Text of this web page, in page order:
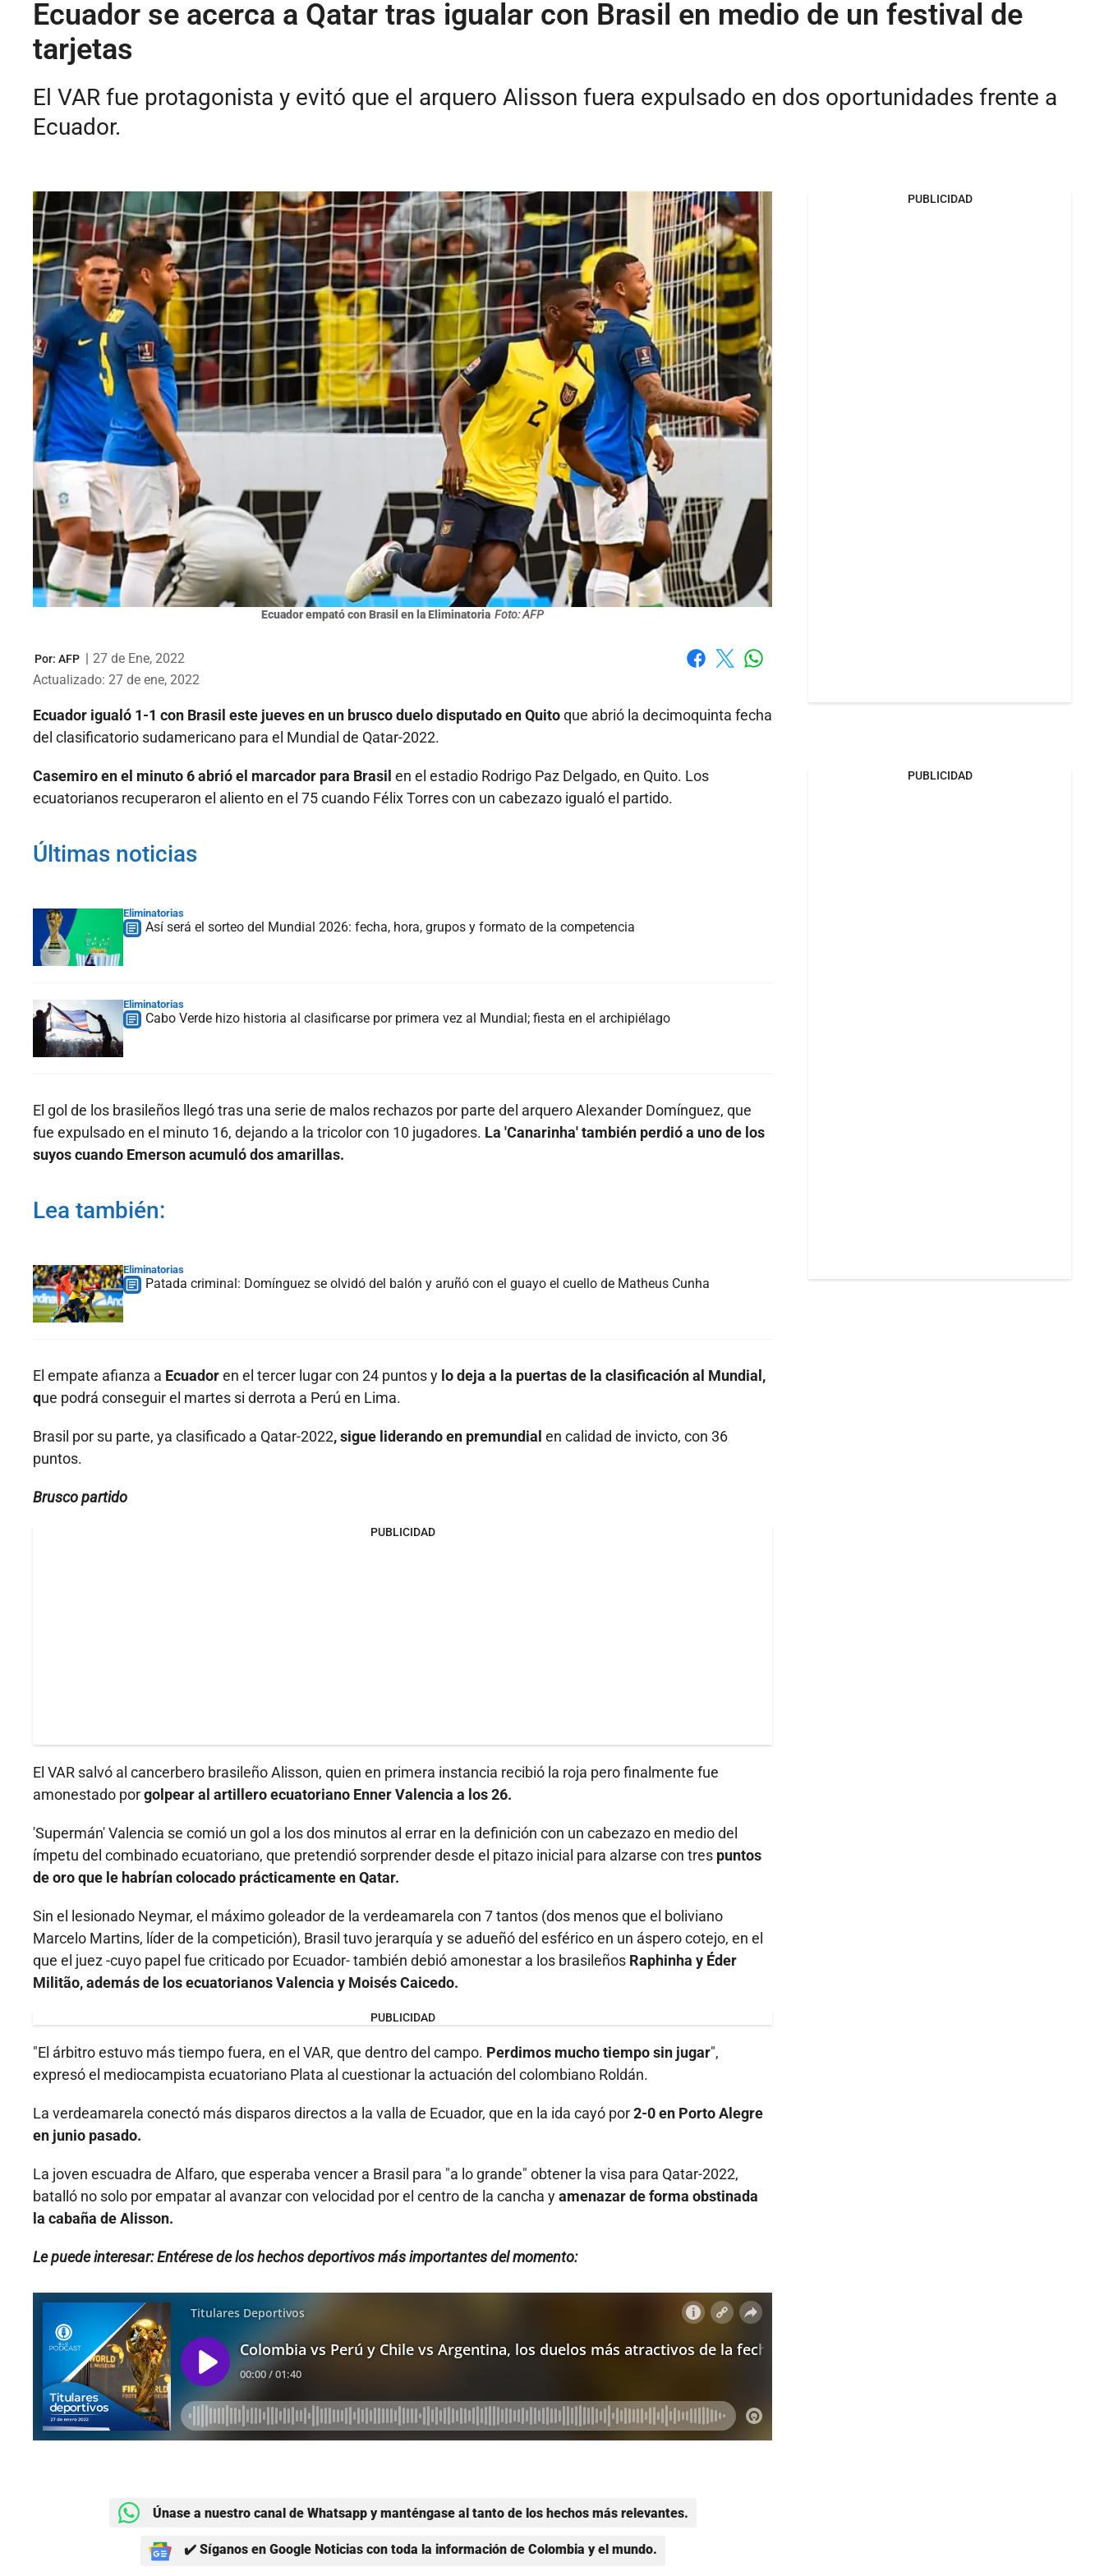
Ecuador se acerca a Qatar tras igualar con Brasil en medio de un festival de
tarjetas
El VAR fue protagonista y evitó que el arquero Alisson fuera expulsado en dos oportunidades frente a
Ecuador.
Ecuador empató con Brasil en la Eliminatoria Foto: AFP
Por: AFP | 27 de Ene, 2022
Actualizado: 27 de ene, 2022
Ecuador igualó 1-1 con Brasil este jueves en un brusco duelo disputado en Quitoque abrió la decimoquinta fecha
del clasificatorio sudamericano para el Mundial de Qatar-2022.
Casemiro en el minuto 6 abrió el marcador para Brasil en el estadio Rodrigo Paz Delgado, en Quito. Los
ecuatorianos recuperaron el aliento en el 75 cuando Félix Torres con un cabezazo igualó el partido.
Últimas noticias
Eliminatorias
Así será el sorteo del Mundial 2026: fecha, hora, grupos y formato de la competencia
Eliminatorias
Cabo Verde hizo historia al clasificarse por primera vez al Mundial; fiesta en el archipiélago
El gol de los brasileños llegó tras una serie de malos rechazos por parte del arquero Alexander Domínguez, que
fue expulsado en el minuto 16, dejando a la tricolor con 10 jugadores. La 'Canarinha' también perdió a uno de los
suyos cuando Emerson acumuló dos amarillas.
Lea también:
Eliminatorias
Patada criminal: Domínguez se olvidó del balón y aruñó con el guayo el cuello de Matheus Cunha
El empate afianza a Ecuadoren el tercer lugar con 24 puntos y lo deja a la puertas de la clasificación al Mundial,
que podrá conseguir el martes si derrota a Perú en Lima.
Brasil por su parte, ya clasificado a Qatar-2022, sigue liderando en premundial en calidad de invicto, con 36
puntos.
Brusco partido
PUBLICIDAD
El VAR salvó al cancerbero brasileño Alisson, quien en primera instancia recibió la roja pero finalmente fue
amonestado porgolpear al artillero ecuatoriano Enner Valencia a los 26.
'Supermán' Valencia se comió un gol a los dos minutos al errar en la definición con un cabezazo en medio del
ímpetu del combinado ecuatoriano, que pretendió sorprender desde el pitazo inicial para alzarse con tres puntos
de oro que le habrían colocado prácticamente en Qatar.
Sin el lesionado Neymar, el máximo goleador de la verdeamarela con 7 tantos (dos menos que el boliviano
Marcelo Martins, líder de la competición), Brasil tuvo jerarquía y se adueñó del esférico en un áspero cotejo, en el
que el juez -cuyo papel fue criticado por Ecuador- también debió amonestar a los brasileños Raphinha y Éder
Militão, además de los ecuatorianos Valencia y Moisés Caicedo.
PUBLICIDAD
"El árbitro estuvo más tiempo fuera, en el VAR, que dentro del campo. Perdimos mucho tiempo sin jugar",
expresó el mediocampista ecuatoriano Plata al cuestionar la actuación del colombiano Roldán.
La verdeamarela conectó más disparos directos a la valla de Ecuador, que en la ida cayó por2-0 en Porto Alegre
en junio pasado.
La joven escuadra de Alfaro, que esperaba vencer a Brasil para "a lo grande" obtener la visa para Qatar-2022,
batalló no solo por empatar al avanzar con velocidad por el centro de la cancha yamenazar de forma obstinada
la cabaña de Alisson.
Le puede interesar: Entérese de los hechos deportivos más importantes del momento:
Únase a nuestro canal de Whatsapp y manténgase al tanto de los hechos más relevantes.
✔️ Síganos en Google Noticias con toda la información de Colombia y el mundo.
PUBLICIDAD
PUBLICIDAD